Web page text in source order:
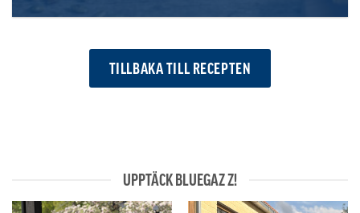
TILLBAKA TILL RECEPTEN
UPPTÄCK BLUEGAZ Z!